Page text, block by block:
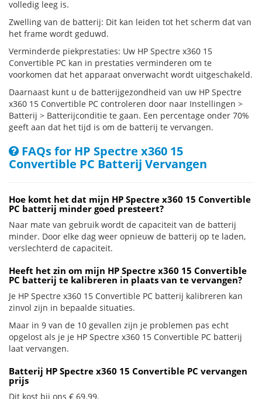
volledig leeg is.
Zwelling van de batterij: Dit kan leiden tot het scherm dat van
het frame wordt geduwd.
Verminderde piekprestaties: Uw HP Spectre x360 15
Convertible PC kan in prestaties verminderen om te
voorkomen dat het apparaat onverwacht wordt uitgeschakeld.
Daarnaast kunt u de batterijgezondheid van uw HP Spectre
x360 15 Convertible PC controleren door naar Instellingen >
Batterij > Batterijconditie te gaan. Een percentage onder 70%
geeft aan dat het tijd is om de batterij te vervangen.
FAQs for HP Spectre x360 15
Convertible PC Batterij Vervangen
Hoe komt het dat mijn HP Spectre x360 15 Convertible
PC batterij minder goed presteert?
Naar mate van gebruik wordt de capaciteit van de batterij
minder. Door elke dag weer opnieuw de batterij op te laden,
verslechterd de capaciteit.
Heeft het zin om mijn HP Spectre x360 15 Convertible
PC batterij te kalibreren in plaats van te vervangen?
Je HP Spectre x360 15 Convertible PC batterij kalibreren kan
zinvol zijn in bepaalde situaties.
Maar in 9 van de 10 gevallen zijn je problemen pas echt
opgelost als je je HP Spectre x360 15 Convertible PC batterij
laat vervangen.
Batterij HP Spectre x360 15 Convertible PC vervangen
prijs
Dit kost bij ons € 69.99.